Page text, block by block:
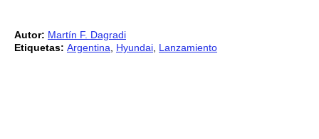
Autor: Martín F. Dagradi
Etiquetas: Argentina Hyundai Lanzamiento